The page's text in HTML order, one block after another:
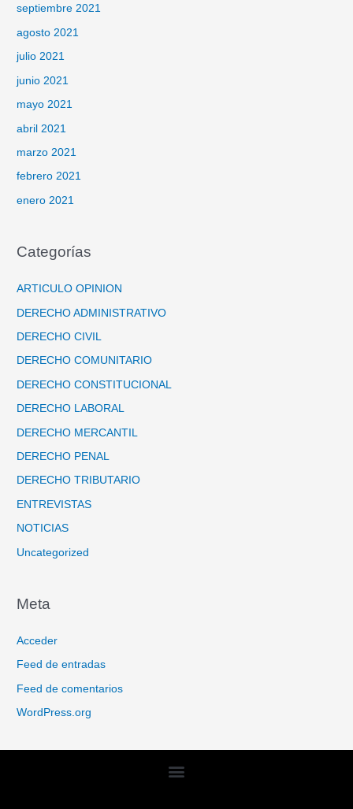
septiembre 2021
agosto 2021
julio 2021
junio 2021
mayo 2021
abril 2021
marzo 2021
febrero 2021
enero 2021
Categorías
ARTICULO OPINION
DERECHO ADMINISTRATIVO
DERECHO CIVIL
DERECHO COMUNITARIO
DERECHO CONSTITUCIONAL
DERECHO LABORAL
DERECHO MERCANTIL
DERECHO PENAL
DERECHO TRIBUTARIO
ENTREVISTAS
NOTICIAS
Uncategorized
Meta
Acceder
Feed de entradas
Feed de comentarios
WordPress.org